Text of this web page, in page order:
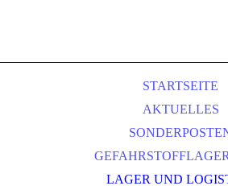
STARTSEITE
AKTUELLES
LAGER UND